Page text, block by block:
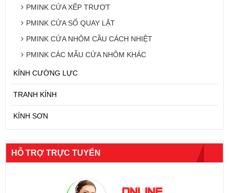
PMINK CỬA XẾP TRƯỢT
PMINK CỬA SỔ QUAY LẬT
PMINK CỬA NHÔM CẦU CÁCH NHIỆT
PMINK CÁC MẪU CỬA NHÔM KHÁC
KÍNH CƯỜNG LỰC
TRANH KÍNH
KÍNH SƠN
HỖ TRỢ TRỰC TUYẾN